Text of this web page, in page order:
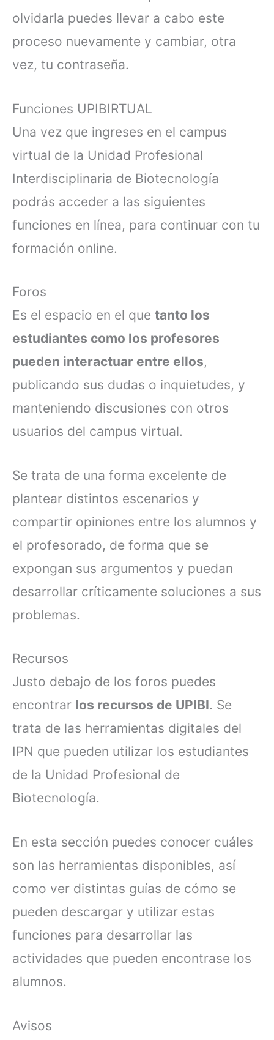
olvidarla puedes llevar a cabo este
proceso nuevamente y cambiar, otra
vez, tu contraseña.
Funciones UPIBIRTUAL
Una vez que ingreses en el campus
virtual de la Unidad Profesional
Interdisciplinaria de Biotecnología
podrás acceder a las siguientes
funciones en línea, para continuar con tu
formación online.
Foros
Es el espacio en el que tanto los
estudiantes como los profesores
pueden interactuar entre ellos,
publicando sus dudas o inquietudes, y
manteniendo discusiones con otros
usuarios del campus virtual.
Se trata de una forma excelente de
plantear distintos escenarios y
compartir opiniones entre los alumnos y
el profesorado, de forma que se
expongan sus argumentos y puedan
desarrollar críticamente soluciones a sus
problemas.
Recursos
Justo debajo de los foros puedes
encontrar los recursos de UPIBI. Se
trata de las herramientas digitales del
IPN que pueden utilizar los estudiantes
de la Unidad Profesional de
Biotecnología.
En esta sección puedes conocer cuáles
son las herramientas disponibles, así
como ver distintas guías de cómo se
pueden descargar y utilizar estas
funciones para desarrollar las
actividades que pueden encontrase los
alumnos.
Avisos